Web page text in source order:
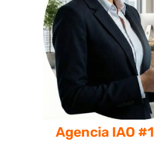
Agencia IAO #1